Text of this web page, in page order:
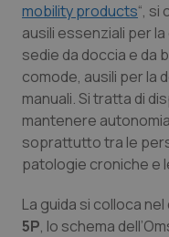
Emilia-
Friuli Venezia
Lazio
Liguria
Lombardia
Colesterolo &
Dermatite
Diabete &
Disturbi
Dolore
mobility products“,
ausili essenziali per
sedie da doccia e da
comode, ausili per la
manuali. Si tratta di
mantenere
soprattutto tra le
patologie croniche e
La guida si colloca
5P, lo schema